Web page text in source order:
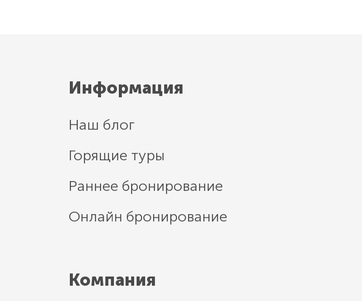
Информация
Наш блог
Горящие туры
Раннее бронирование
Онлайн бронирование
Компания